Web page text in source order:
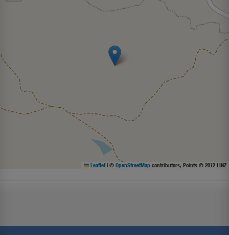
Leaflet | © OpenStreetMap contributors, Points © 2012 LINZ